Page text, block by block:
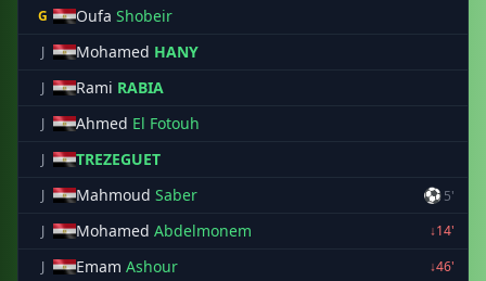
G Oufa Shobeir
J Mohamed HANY
J Rami RABIA
J Ahmed El Fotouh
J TREZEGUET
J Mahmoud Saber ⚽ 5'
J
Mohamed Abdelmonem
↓14'
J
Emam Ashour
↓46'